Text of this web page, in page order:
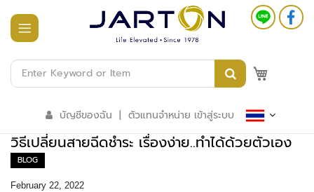
หน้า
แรก
สินค้า
ะ
บ
บ
อ
บัญชีของฉัน | ตัวแทนจำหน่าย เข้าสู่ระบบ
วิธีเปลี่ยนสายฉีดชำระ เรื่องง่าย..ทำได้ด้วยตัวเอง
BLOG
February 22, 2022